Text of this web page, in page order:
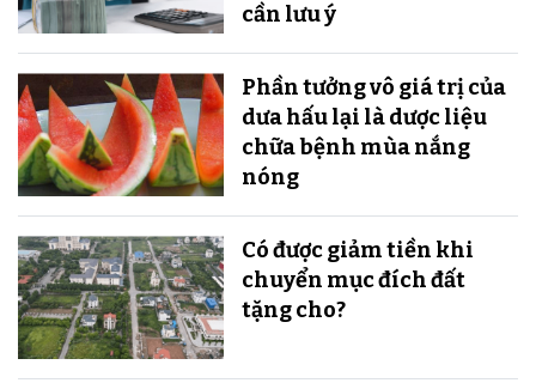
cần lưu ý
Phần tưởng vô giá trị của
dưa hấu lại là dược liệu
chữa bệnh mùa nắng
nóng
Có được giảm tiền khi
chuyển mục đích đất
tặng cho?